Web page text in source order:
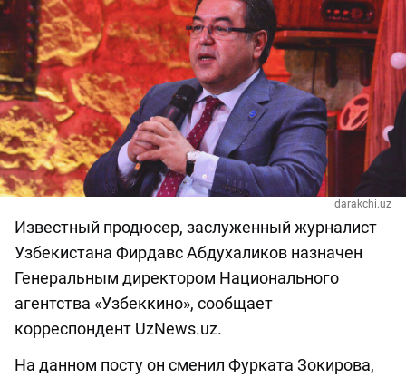
darakchi.uz
Известный продюсер, заслуженный журналист
Узбекистана Фирдавс Абдухаликов назначен
Генеральным директором Национального
агентства «Узбеккино», сообщает
корреспондент UzNews.uz.
На данном посту он сменил Фурката Зокирова,